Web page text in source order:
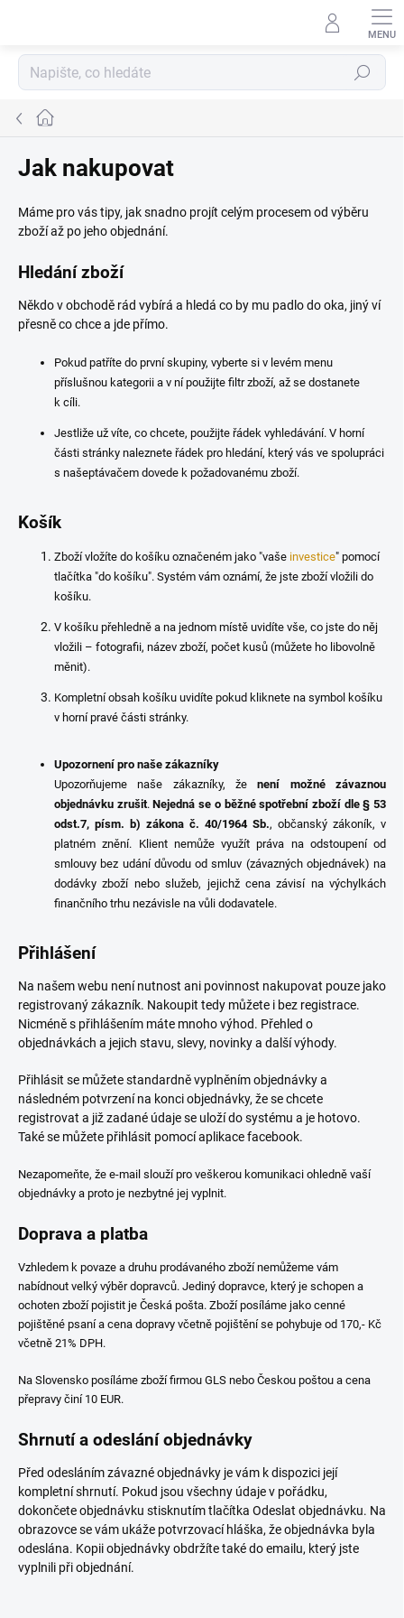
Hledat
Domů
Jak nakupovat
Máme pro vás tipy, jak snadno projít celým procesem od výběru
zboží až po jeho objednání.
Hledání zboží
Někdo v obchodě rád vybírá a hledá co by mu padlo do oka, jiný ví
přesně co chce a jde přímo.
Pokud patříte do první skupiny, vyberte si v levém menu
příslušnou kategorii a v ní použijte filtr zboží, až se dostanete
k cíli.
Jestliže už víte, co chcete, použijte řádek vyhledávání. V horní
části stránky naleznete řádek pro hledání, který vás ve spolupráci
s našeptávačem dovede k požadovanému zboží.
Košík
Zboží vložíte do košíku označeném jako "vaše investice" pomocí
tlačítka "do košíku". Systém vám oznámí, že jste zboží vložili do
košíku.
V košíku přehledně a na jednom místě uvidíte vše, co jste do něj
vložili – fotografii, název zboží, počet kusů (můžete ho libovolně
měnit).
Kompletní obsah košíku uvidíte pokud kliknete na symbol košíku
v horní pravé části stránky.
Upozornení pro naše zákazníky
Upozorňujeme naše zákazníky, ženení možné závaznou
objednávku zrušit.Nejedná se o běžné spotřební zboží dle § 53
odst.7, písm. b) zákona č. 40/1964 Sb., občanský zákoník, v
platném znění. Klient nemůže využít práva na odstoupení od
smlouvy bez udání důvodu od smluv (závazných objednávek) na
dodávky zboží nebo služeb, jejichž cena závisí na výchylkách
finančního trhu nezávisle na vůli dodavatele.
Přihlášení
Na našem webu není nutnost ani povinnost nakupovat pouze jako
registrovaný zákazník. Nakoupit tedy můžete i bez registrace.
Nicméně s přihlášením máte mnoho výhod. Přehled o
objednávkách a jejich stavu, slevy, novinky a další výhody.
Přihlásit se můžete standardně vyplněním objednávky a
následném potvrzení na konci objednávky, že se chcete
registrovat a již zadané údaje se uloží do systému a je hotovo.
Také se můžete přihlásit pomocí aplikace facebook.
Nezapomeňte, že e-mail slouží pro veškerou komunikaci ohledně vaší
objednávky a proto je nezbytné jej vyplnit.
Doprava a platba
Vzhledem k povaze a druhu prodávaného zboží nemůžeme vám
nabídnout velký výběr dopravců. Jediný dopravce, který je schopen a
ochoten zboží pojistit je Česká pošta. Zboží posíláme jako cenné
pojištěné psaní a cena dopravy včetně pojištění se pohybuje od 170,- Kč
včetně 21% DPH.
Na Slovensko posíláme zboží firmou GLS nebo Českou poštou a cena
přepravy činí 10 EUR.
Shrnutí a odeslání objednávky
Před odesláním závazné objednávky je vám k dispozici její
kompletní shrnutí. Pokud jsou všechny údaje v pořádku,
dokončete objednávku stisknutím tlačítka Odeslat objednávku. Na
obrazovce se vám ukáže potvrzovací hláška, že objednávka byla
odeslána. Kopii objednávky obdržíte také do emailu, který jste
vyplnili při objednání.